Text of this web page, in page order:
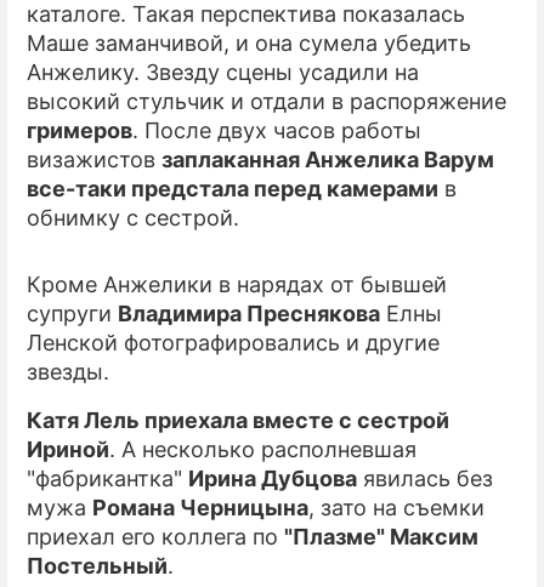
каталоге. Такая перспектива показалась
Маше заманчивой, и она сумела убедить
Анжелику. Звезду сцены усадили на
высокий стульчик и отдали в распоряжение
гримеров. После двух часов работы
визажистов заплаканная Анжелика Варум
все-таки предстала перед камерами в
обнимку с сестрой.
Кроме Анжелики в нарядах от бывшей
супруги Владимира Преснякова Елны
Ленской фотографировались и другие
звезды.
Катя Лель приехала вместе с сестрой
Ириной. А несколько располневшая
"фабрикантка" Ирина Дубцова явилась без
мужа Романа Черницына, зато на съемки
приехал его коллега по "Плазме" Максим
Постельный.